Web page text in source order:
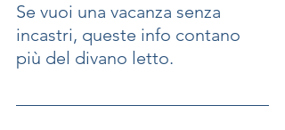
Se vuoi una vacanza senza
incastri, queste info contano
più del divano letto.